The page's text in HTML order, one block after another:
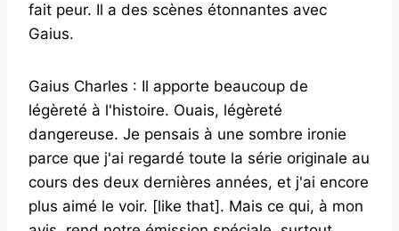
fait peur. Il a des scènes étonnantes avec
Gaius.
Gaius Charles : Il apporte beaucoup de
légèreté à l'histoire. Ouais, légèreté
dangereuse. Je pensais à une sombre ironie
parce que j'ai regardé toute la série originale au
cours des deux dernières années, et j'ai encore
plus aimé le voir. [like that]. Mais ce qui, à mon